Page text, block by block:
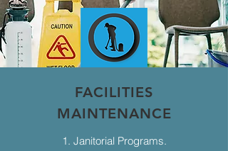
FACILITIES
MAINTENANCE
1. Janitorial Programs.